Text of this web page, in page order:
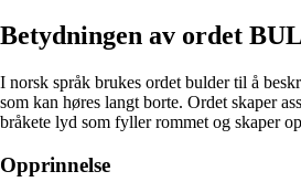
Betydningen av ordet
I norsk språk brukes ordet bulder til å
som kan høres langt borte. Ordet skaper
bråkete lyd som fyller rommet og skaper
Opprinnelse